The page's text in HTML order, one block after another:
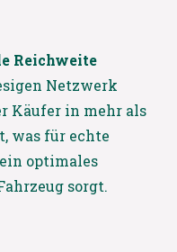
Reichweite
Netzwerk
Käufer in mehr als
was für echte
optimales
sorgt.